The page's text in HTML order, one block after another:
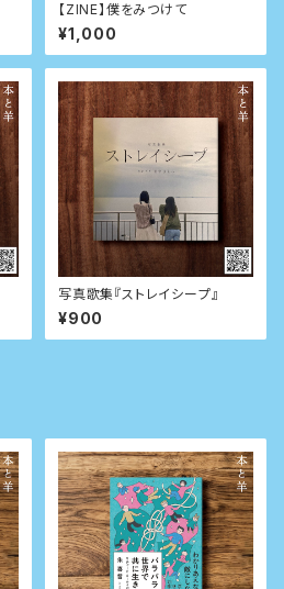
【ZINE】僕をみつけて
¥1,000
写真歌集『ストレイシープ』
¥900